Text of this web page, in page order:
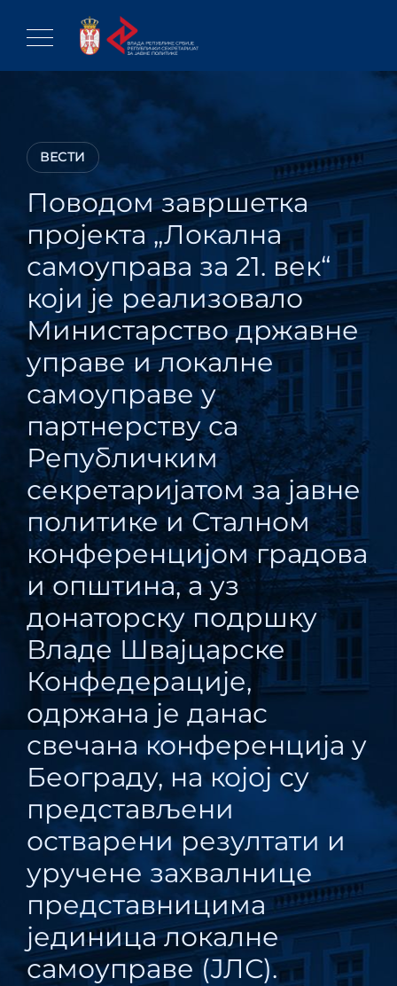
content
ВЕСТИ
Поводом завршетка
пројекта „Локална
самоуправа за 21. век“
који је реализовало
Министарство државне
управе и локалне
самоуправе у
партнерству са
Републичким
секретаријатом за јавне
политике и Сталном
конференцијом градова
и општина, а уз
донаторску подршку
Владе Швајцарске
Конфедерације,
одржана је данас
свечана конференција у
Београду, на којој су
представљени
остварени резултати и
уручене захвалнице
представницима
јединица локалне
самоуправе (ЈЛС).